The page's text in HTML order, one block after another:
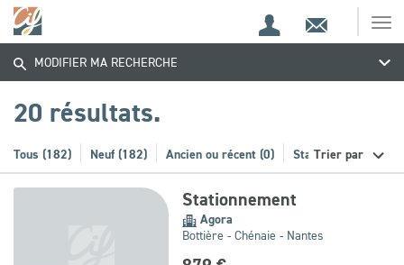
Espace
de
Espace
client
Contact
Trouvez
votre
bien
MODIFIER MA RECHERCHE
20 résultats.
Trier par
Tous (182) Neuf (182) Ancien ou récent (0) Stationnement (20)
Stationnement
Agora
Bottière - Chénaie - Nantes